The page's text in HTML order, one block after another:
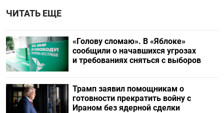
ЧИТАТЬ ЕЩЕ
«Голову сломаю». В «Яблоке»
сообщили о начавшихся угрозах
и требованиях сняться с выборов
Трамп заявил помощникам о
готовности прекратить войну с
Ираном без ядерной сделки